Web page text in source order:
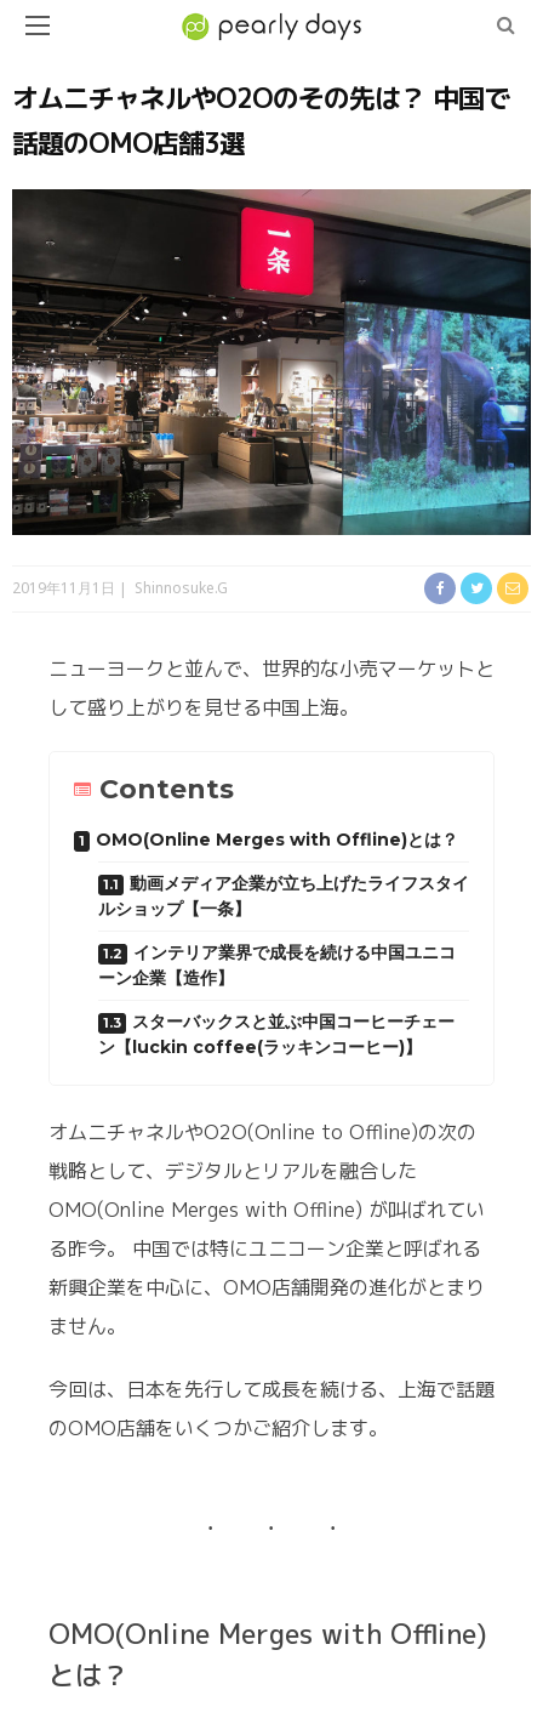
オムニチャネルやO2Oのその先は？ 中国で
話題のOMO店舗3選
2019年11月1日 Shinnosuke.G
ニューヨークと並んで、世界的な小売マーケットと
して盛り上がりを見せる中国上海。
Contents
OMO(Online Merges with Offline)とは？
動画メディア企業が立ち上げたライフスタイ
ルショップ【一条】
インテリア業界で成長を続ける中国ユニコ
ーン企業【造作】
スターバックスと並ぶ中国コーヒーチェー
ン【luckin coffee(ラッキンコーヒー)】
オムニチャネルやO2O(Online to Offline)の次の
戦略として、デジタルとリアルを融合した
OMO(Online Merges with Offline) が叫ばれてい
る昨今。 中国では特にユニコーン企業と呼ばれる
新興企業を中心に、OMO店舗開発の進化がとまり
ません。
今回は、日本を先行して成長を続ける、上海で話題
のOMO店舗をいくつかご紹介します。
OMO(Online Merges with Offline)
とは？